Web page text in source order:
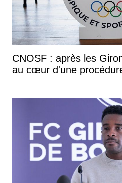
CNOSF : après les
au cœur d'une